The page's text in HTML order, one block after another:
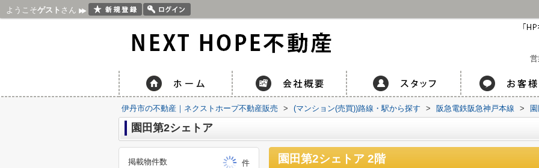
ようこそゲスト さん
伊丹市の不動産｜ネクストホープ不動産販売 > (マンション(売買))路線・駅から探す > 阪急電鉄阪急神戸本線 >
園田第2シェトア
園田第2シェトア 2階
掲載物件数
件